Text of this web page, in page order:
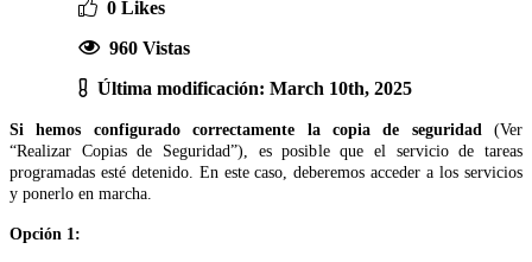
0 Likes
960 Vistas
Última modificación: March 10th, 2025
Si hemos configurado correctamente la copia de seguridad(Ver
“Realizar Copias de Seguridad”), es posible que el servicio de tareas
programadas esté detenido. En este caso, deberemos acceder a los servicios
y ponerlo en marcha.
Opción 1: